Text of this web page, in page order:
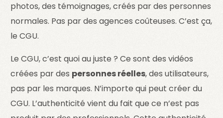
photos, des témoignages, créés par des personnes
normales. Pas par des agences coûteuses. C’est ça,
le CGU.
Le CGU, c’est quoi au juste ? Ce sont des vidéos
créées par des personnes réelles, des utilisateurs,
pas par les marques. N’importe qui peut créer du
CGU. L’authenticité vient du fait que ce n’est pas